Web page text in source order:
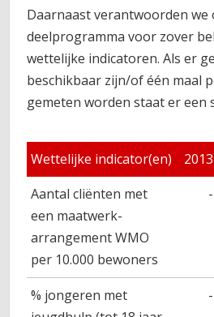
Daarnaast verantwoorden we
deelprogramma voor zover
wettelijke indicatoren. Als er
beschikbaar zijn/of één maal
gemeten worden staat er een
Wettelijke indicator(en) 2013
Aantal cliënten met
een maatwerk-
arrangement WMO
per 10.000 bewoners
-
% jongeren met
-